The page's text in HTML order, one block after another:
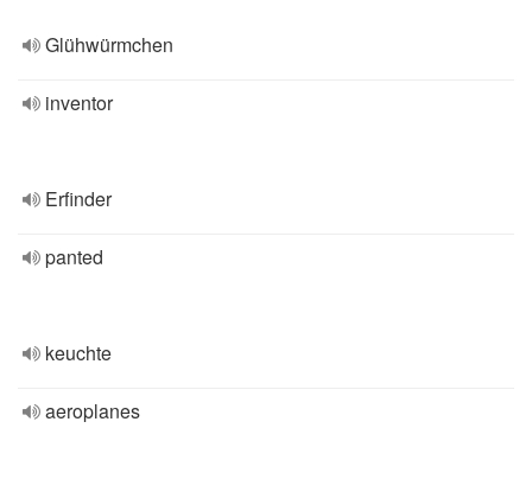
Glühwürmchen
inventor
Erfinder
panted
keuchte
aeroplanes